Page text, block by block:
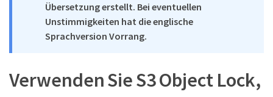
Übersetzung erstellt. Bei eventuellen
Unstimmigkeiten hat die englische
Sprachversion Vorrang.
Verwenden Sie S3 Object Lock,